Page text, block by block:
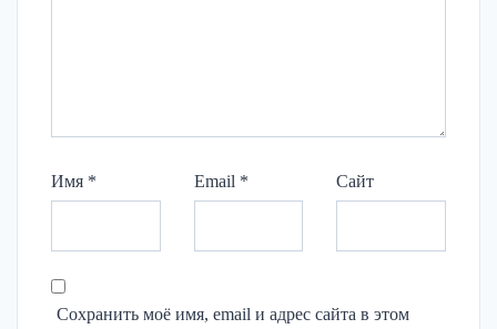
Имя * Email * Сайт
Сохранить моё имя, email и адрес сайта в этом